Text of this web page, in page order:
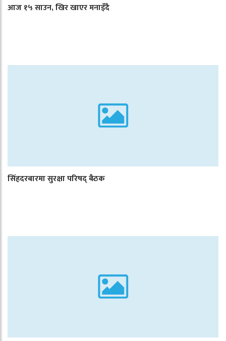
आज १५ साउन, खिर खाएर मनाइँदै
सिंहदरबारमा सुरक्षा परिषद् बैठक